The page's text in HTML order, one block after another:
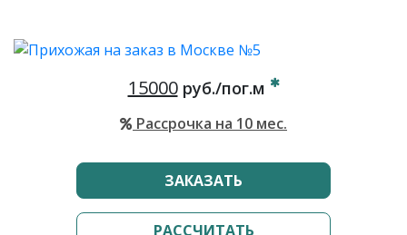
15000руб./пог.м
Рассрочка на 10 мес.
ЗАКАЗАТЬ
РАССЧИТАТЬ